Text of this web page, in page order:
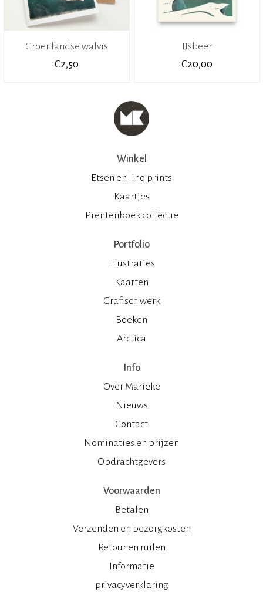
Groenlandse walvis
€2,50
IJsbeer
€20,00
Winkel
Etsen en lino prints
Kaartjes
Prentenboek collectie
Portfolio
Illustraties
Kaarten
Grafisch werk
Boeken
Arctica
Info
Over Marieke
Nieuws
Contact
Nominaties en prijzen
Opdrachtgevers
Voorwaarden
Betalen
Verzenden en bezorgkosten
Retour en ruilen
Informatie
privacyverklaring